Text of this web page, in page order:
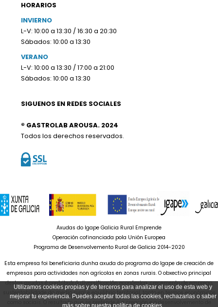
Utilizamos cookies propias y de terceros para analizar el uso de esta web y
mejorar tu experiencia. Puedes aceptar todas las cookies, rechazarlas o saber
HORARIOS
INVIERNO
L-V: 10:00 a 13:30 / 16:30 a 20:30
Sábados: 10:00 a 13:30
VERANO
L-V: 10:00 a 13:30 / 17:00 a 21:00
Sábados: 10:00 a 13:30
SIGUENOS EN REDES SOCIALES
® GASTROLAB AROUSA. 2024
Todos los derechos reservados.
Axudas do Igape Galicia Rural Emprende
Operación cofinanciada pola Unión Europea
Programa de Desenvolvemento Rural de Galicia 2014-2020
Esta empresa foi beneficiaria dunha axuda do programa do Igape de creación de
empresas para actividades non agrícolas en zonas rurais. O obxectivo principal
destas axudas é contribuír á diversificación económica, crecemento de emprego,
sustentabilidade do medio rural e equilibrio territorial, tanto en termos económicos
como sociais. O resultado que se pretende é a creación e o desenvolvemento de